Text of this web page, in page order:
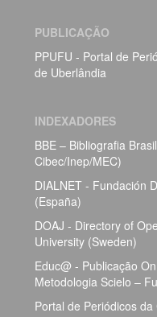
PUBLICAÇÃO
PPUFU - Portal de
de Uberlândia
INDEXADORES
BBE – Bibliografia
Cibec/Inep/MEC)
DIALNET - Fundación
(España)
DOAJ - Directory of
University (Sweden)
Educ@ - Publicação
Metodologia Scielo –
Portal de Periódicos da